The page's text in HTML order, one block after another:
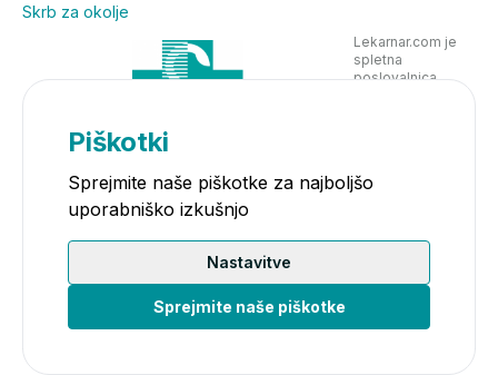
Skrb za okolje
Lekarnar.com je
spletna
poslovalnica
Piškotki
Sprejmite naše piškotke za najboljšo
uporabniško izkušnjo
Nastavitve
Sprejmite naše piškotke